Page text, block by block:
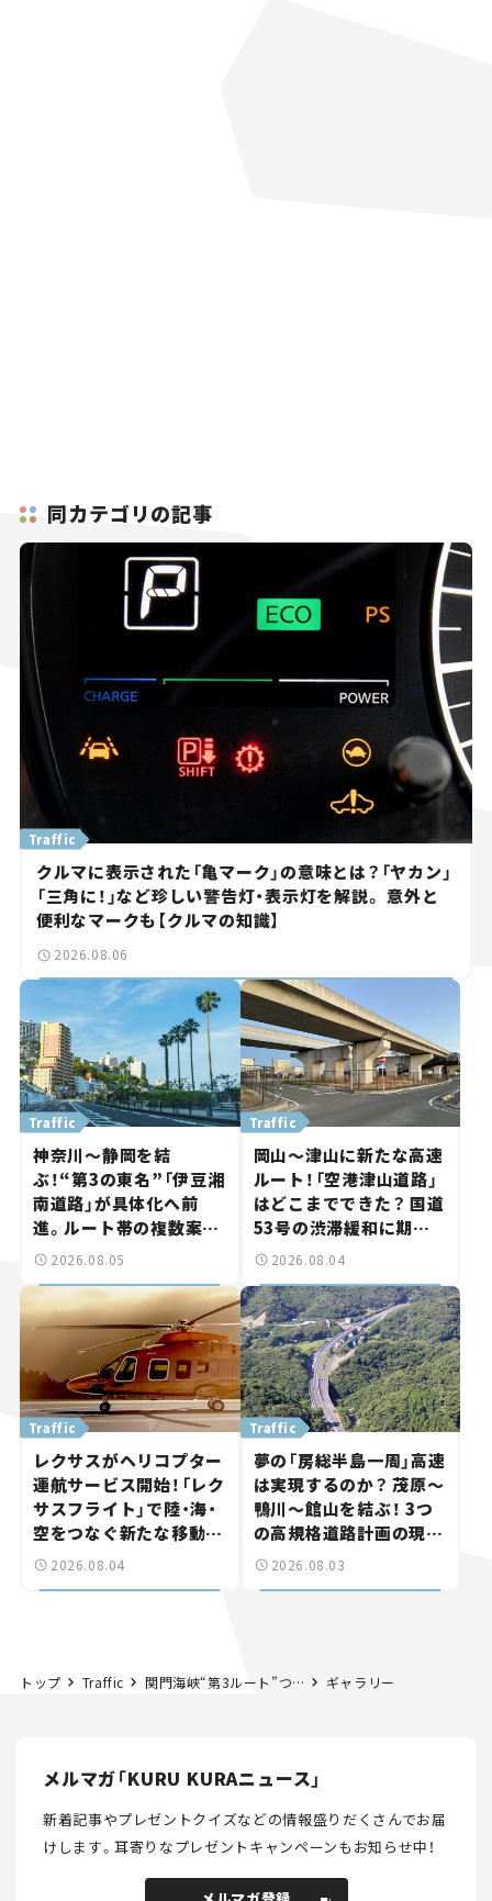
同カテゴリの記事
クルマに表示された「亀マーク」の意味とは？「ヤカン」
「三角に！」など珍しい警告灯・表示灯を解説。 意外と
便利なマークも【クルマの知識】
Traffic
2026.08.06
神奈川～静岡を結
ぶ！“第3の東名”「伊豆湘
南道路」が具体化へ前
進。ルート帯の複数案検
討へ。熱海まで信号ゼロ
道路計画】
Traffic
2026.08.05
岡山～津山に新たな高速
ルート！「空港津山道路」
はどこまでできた？ 国道
53号の渋滞緩和に期待。
岡山市側でも動きが【い
Traffic
2026.08.04
レクサスがヘリコプター
運航サービス開始！「レク
サスフライト」で陸・海・
空をつなぐ新たな移動体
験とは
Traffic
2026.08.04
夢の「房総半島一周」高速
は実現するのか？ 茂原～
鴨川～館山を結ぶ！ 3つ
の高規格道路計画の現
状。「館山鴨川道路」で検
Traffic
2026.08.03
トップ Traffic 関門海峡“第3ルート”ついに前進！ 北九州～下関を結ぶ「下関北九州道路」が都市計画決定。巨大つり橋が誕生へ【いま気になる道路計画】 ギャラリー
メルマガ「KURU KURAニュース」
新着記事やプレゼントクイズなどの情報盛りだくさんでお届
けします。耳寄りなプレゼントキャンペーンもお知らせ中！